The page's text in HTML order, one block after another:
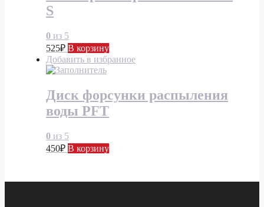
S
0 из 5
525₽ В корзину
Добавить в избранное
Диск форсунки распыления
воды PFT
0 из 5
450₽ В корзину